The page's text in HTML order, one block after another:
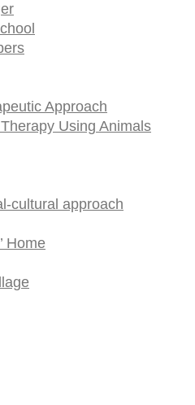
Approach
Using Animals
cultural approach
Home